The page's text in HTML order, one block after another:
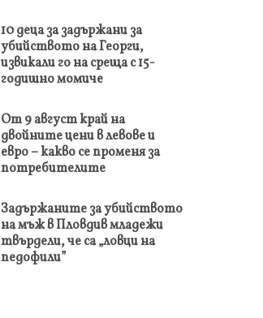
10 деца за задържани за
убийството на Георги,
извикали го на среща с 15-
годишно момиче
От 9 август край на
двойните цени в левове и
евро – какво се променя за
потребителите
Задържаните за убийството
на мъж в Пловдив младежи
твърдели, че са „ловци на
педофили”